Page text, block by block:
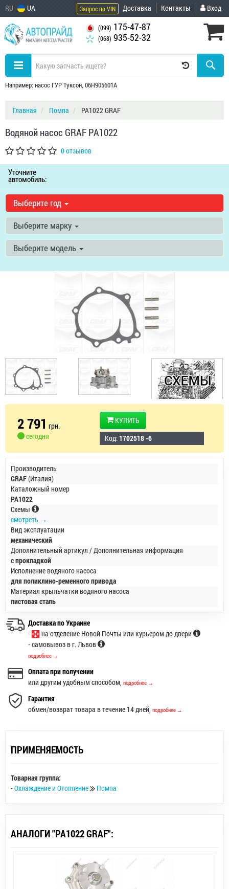
RU UA Запрос по VIN Доставка Контакты Вход
(099) 175-47-87
(068) 935-52-32
Например: насос ГУР Туксон, 06H905601A
Главная Помпа PA1022 GRAF
Водяной насос GRAF PA1022
0 отзывов
Уточните
автомобиль:
Выберите год
Выберите марку
Выберите модель
2 791 грн.
сегодня
КУПИТЬ
Код: 1702518 -6
Производитель
GRAF(Италия)
Каталожный номер
PA1022
Схемы
смотреть →
Вид эксплуатации
механический
Дополнительный артикул / Дополнительная информация
с прокладкой
Исполнение водяного насоса
для поликлино-ременного привода
Материал крыльчатки водяного насоса
листовая сталь
Доставка по Украине
-
на отделение Новой Почты или курьером до двери
- самовывоз в г. Львов
подробнее →
Оплата при получении
или другим удобным способом, подробнее →
Гарантия
обмен/возврат товара в течение 14 дней, подробнее →
ПРИМЕНЯЕМОСТЬ
Товарная группа:
-Охлаждение и Отопление Помпа
АНАЛОГИ "PA1022 GRAF":